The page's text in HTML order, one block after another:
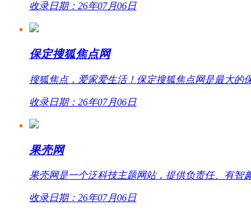
收录日期：26年07月06日
保定搜狐焦点网
搜狐焦点，爱家爱生活！保定搜狐焦点网是最大的
收录日期：26年07月06日
果壳网
果壳网是一个泛科技主题网站，提供负责任、有智
收录日期：26年07月06日